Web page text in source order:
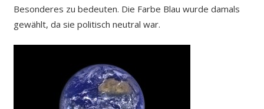
Besonderes zu bedeuten. Die Farbe Blau wurde damals
gewählt, da sie politisch neutral war.